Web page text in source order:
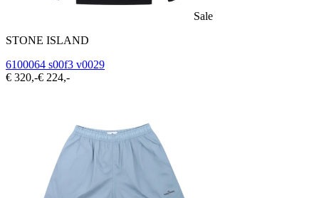
Sale
STONE ISLAND
6100064 s00f3 v0029
€ 320,-€ 224,-